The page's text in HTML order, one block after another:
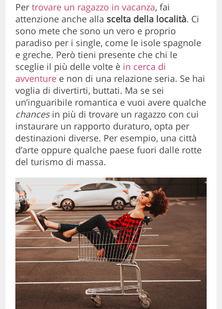
Pertrovare un ragazzo in vacanza, fai
attenzione anche alla scelta della località. Ci
sono mete che sono un vero e proprio
paradiso per i single, come le isole spagnole
e greche. Però tieni presente che chi le
sceglie il più delle volte è in cerca di
avventure e non di una relazione seria. Se hai
voglia di divertirti, buttati. Ma se sei
un’inguaribile romantica e vuoi avere qualche
chancesin più di trovare un ragazzo con cui
instaurare un rapporto duraturo, opta per
destinazioni diverse. Per esempio, una città
d’arte oppure qualche paese fuori dalle rotte
del turismo di massa.